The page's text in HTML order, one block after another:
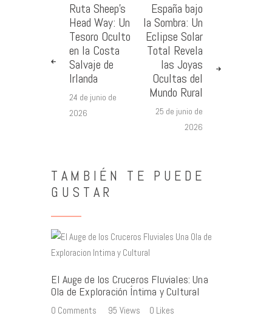
Ruta Sheep’s
Head Way: Un
Tesoro Oculto
en la Costa
Salvaje de
Irlanda
24 de junio de
2026
España bajo
la Sombra: Un
Eclipse Solar
Total Revela
las Joyas
Ocultas del
Mundo Rural
25 de junio de
2026
TAMBIÉN TE PUEDE
GUSTAR
El Auge de los Cruceros Fluviales: Una
Ola de Exploración Íntima y Cultural
0 Comments 95 Views 0 Likes